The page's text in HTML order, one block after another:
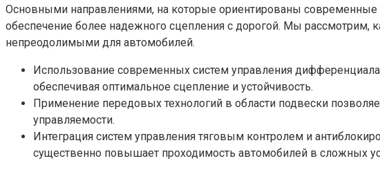
Основными направлениями, на которые ориентированы современные
обеспечение более надежного сцепления с дорогой. Мы рассмотрим,
непреодолимыми для автомобилей.
Использование современных систем управления
обеспечивая оптимальное сцепление и устойчивость.
Применение передовых технологий в области подвески
управляемости.
Интеграция систем управления тяговым контролем и
существенно повышает проходимость автомобилей в сложных